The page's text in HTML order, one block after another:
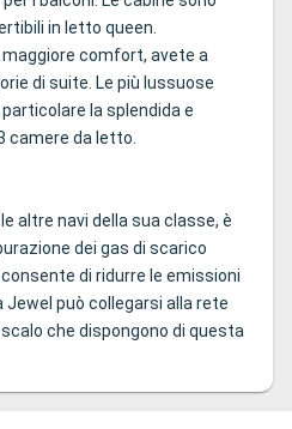
in letto queen.
maggiore comfort, avete a
di suite. Le più lussuose
la splendida e
camere da letto.
altre navi della sua classe, è
dei gas di scarico
di ridurre le emissioni
Jewel può collegarsi alla rete
che dispongono di questa